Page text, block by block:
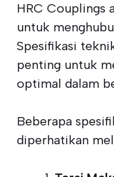
HRC Couplings
untuk
Spesifikasi
penting untuk
optimal dalam
Beberapa
diperhatikan